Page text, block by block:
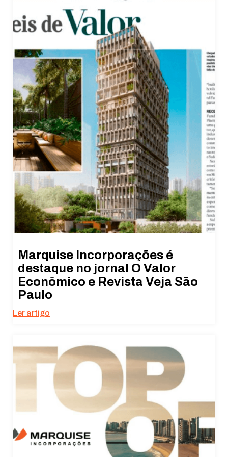
Marquise Incorporações é
destaque no jornal O Valor
Econômico e Revista Veja São
Paulo
Ler artigo
Necessário
opcionais. São
necessários
funcionamento
do site.